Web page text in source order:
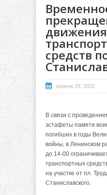
движения
средств
апреля 29, 2022
В связи с
эстафеты памяти
погибших в годы
войны, в Ленинском
до 14-00
транспортных
на участке от пл.
Станиславского.